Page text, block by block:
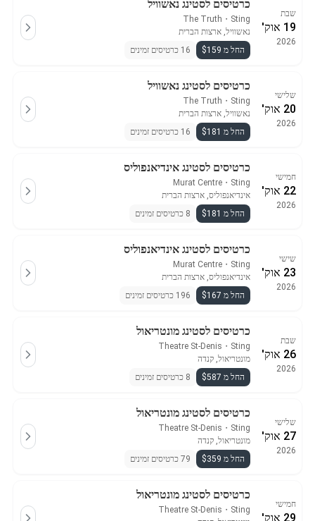
שבת
19 אוק'
2026
כרטיסים לסטינג נאשוויל
Sting
・
The Truth
נאשוויל, ארצות הברית
החל מ $159
16 כרטיסים זמינים
שלישי
20 אוק'
2026
כרטיסים לסטינג נאשוויל
Sting
・
The Truth
נאשוויל, ארצות הברית
החל מ $181
16 כרטיסים זמינים
חמישי
22 אוק'
2026
כרטיסים לסטינג אינדיאנפוליס
Sting
・
Murat Centre
אינדיאנפוליס, ארצות הברית
החל מ $181
8 כרטיסים זמינים
שישי
23 אוק'
2026
כרטיסים לסטינג אינדיאנפוליס
Sting
・
Murat Centre
אינדיאנפוליס, ארצות הברית
החל מ $167
196 כרטיסים זמינים
שבת
26 אוק'
2026
כרטיסים לסטינג מונטריאול
Sting
・
Theatre St-Denis
מונטריאול, קנדה
החל מ $587
8 כרטיסים זמינים
שלישי
27 אוק'
2026
כרטיסים לסטינג מונטריאול
Sting
・
Theatre St-Denis
מונטריאול, קנדה
החל מ $359
79 כרטיסים זמינים
חמישי
29 אוק'
כרטיסים לסטינג מונטריאול
Sting
・
Theatre St-Denis